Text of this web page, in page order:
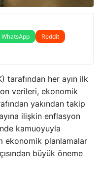
WhatsApp
Reddit
tarafından her ayın ilk
verileri, ekonomik
yakından takip
ilişkin enflasyon
kamuoyuyla
ekonomik planlamalar
büyük öneme